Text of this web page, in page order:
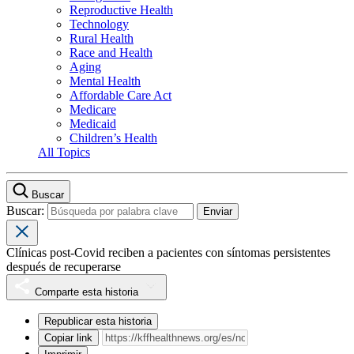
Reproductive Health
Technology
Rural Health
Race and Health
Aging
Mental Health
Affordable Care Act
Medicare
Medicaid
Children’s Health
All Topics
Buscar
Buscar:
Clínicas post-Covid reciben a pacientes con síntomas persistentes
después de recuperarse
Comparte esta historia
Republicar esta historia
Copiar link